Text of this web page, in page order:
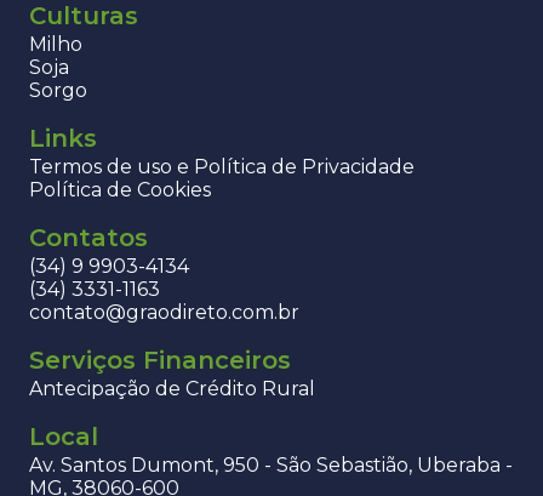
Culturas
Milho
Soja
Sorgo
Links
Termos de uso e Política de Privacidade
Política de Cookies
Contatos
(34) 9 9903-4134
(34) 3331-1163
contato@graodireto.com.br
Serviços Financeiros
Antecipação de Crédito Rural
Local
Av. Santos Dumont, 950 - São Sebastião, Uberaba -
MG, 38060-600